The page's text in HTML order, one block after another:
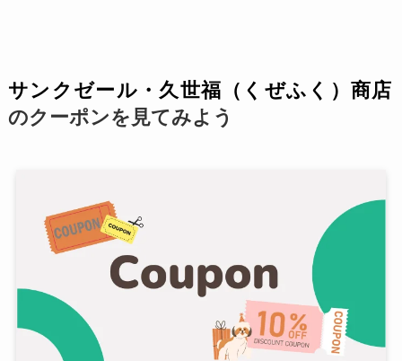
サンクゼール・久世福（くぜふく）商店
のクーポンを見てみよう